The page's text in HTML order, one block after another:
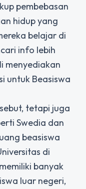
pembebasan
hidup yang
belajar di
info lebih
menyediakan
untuk Beasiswa
tetapi juga
Swedia dan
beasiswa
di
banyak
luar negeri,